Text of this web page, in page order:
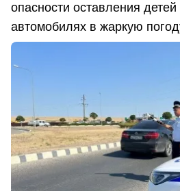
опасности оставления
автомобилях в жаркую